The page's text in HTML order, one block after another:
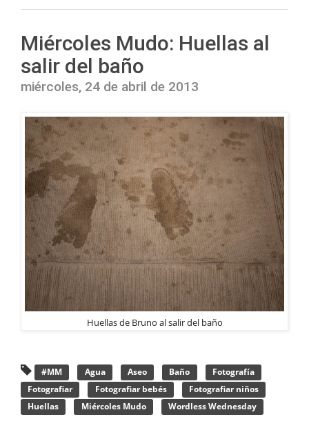
Miércoles Mudo: Huellas al
salir del baño
miércoles, 24 de abril de 2013
Huellas de Bruno al salir del baño
#MM Agua Aseo Baño
Fotografía
Fotografiar
Fotografiar bebés
Fotografiar niños
Huellas
Miércoles Mudo Wordless Wednesday